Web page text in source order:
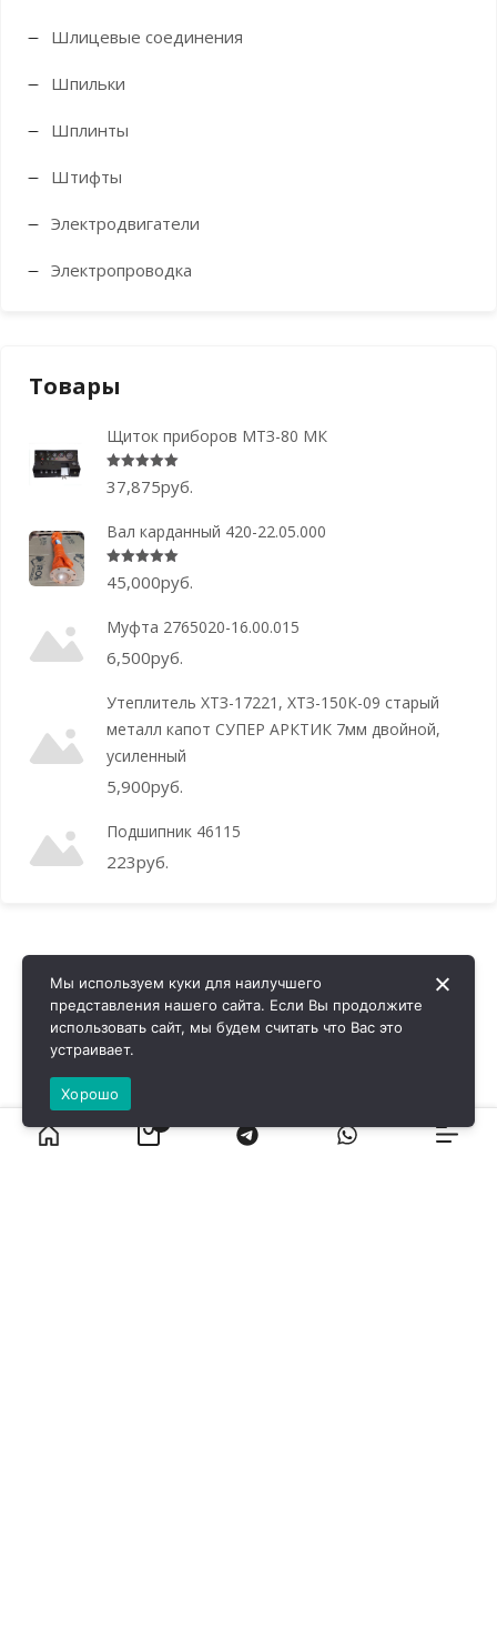
Шлицевые соединения
Шпильки
Шплинты
Штифты
Электродвигатели
Электропроводка
Товары
Щиток приборов МТЗ-80 МК
Оценка5.00 из 5
37,875руб.
Вал карданный 420-22.05.000
Оценка5.00 из 5
45,000руб.
Муфта 2765020-16.00.015
6,500руб.
Утеплитель ХТЗ-17221, ХТЗ-150К-09 старый
металл капот СУПЕР АРКТИК 7мм двойной,
усиленный
5,900руб.
Подшипник 46115
223руб.
Мы используем куки для наилучшего
представления нашего сайта. Если Вы продолжите
использовать сайт, мы будем считать что Вас это
устраивает.
Хорошо